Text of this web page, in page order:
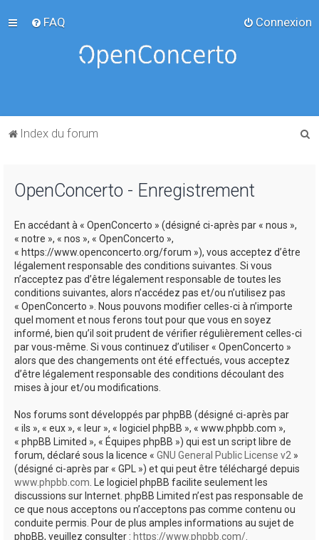
FAQ Connexion
Index du forum
OpenConcerto - Enregistrement
En accédant à « OpenConcerto » (désigné ci-après par « nous »,
« notre », « nos », « OpenConcerto »,
« https://www.openconcerto.org/forum »), vous acceptez d’être
légalement responsable des conditions suivantes. Si vous
n’acceptez pas d’être légalement responsable de toutes les
conditions suivantes, alors n’accédez pas et/ou n’utilisez pas
« OpenConcerto ». Nous pouvons modifier celles-ci à n’importe
quel moment et nous ferons tout pour que vous en soyez
informé, bien qu’il soit prudent de vérifier régulièrement celles-ci
par vous-même. Si vous continuez d’utiliser « OpenConcerto »
alors que des changements ont été effectués, vous acceptez
d’être légalement responsable des conditions découlant des
mises à jour et/ou modifications.
Nos forums sont développés par phpBB (désigné ci-après par
« ils », « eux », « leur », « logiciel phpBB », « www.phpbb.com »,
« phpBB Limited », « Équipes phpBB ») qui est un script libre de
forum, déclaré sous la licence « GNU General Public License v2 »
(désigné ci-après par « GPL ») et qui peut être téléchargé depuis
www.phpbb.com. Le logiciel phpBB facilite seulement les
discussions sur Internet. phpBB Limited n’est pas responsable de
ce que nous acceptons ou n’acceptons pas comme contenu ou
conduite permis. Pour de plus amples informations au sujet de
phpBB, veuillez consulter : https://www.phpbb.com/.